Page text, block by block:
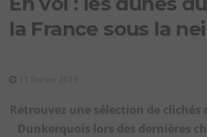
la France sous la
11 février 2019
Retrouvez une sélection de clichés
Dunkerquois lors des dernières